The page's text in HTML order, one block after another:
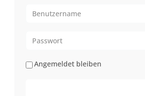
Angemeldet bleiben